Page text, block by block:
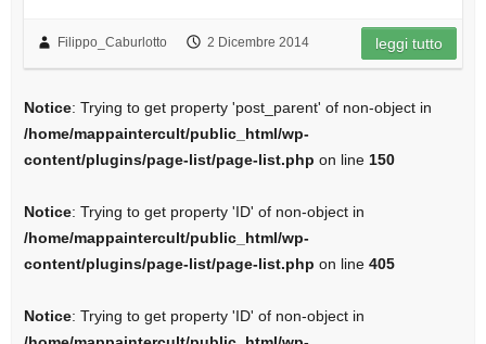
Filippo_Caburlotto 2 Dicembre 2014 leggi tutto
Notice: Trying to get property 'post_parent' of non-object in
/home/mappaintercult/public_html/wp-
content/plugins/page-list/page-list.php on line 150
Notice: Trying to get property 'ID' of non-object in
/home/mappaintercult/public_html/wp-
content/plugins/page-list/page-list.php on line 405
Notice: Trying to get property 'ID' of non-object in